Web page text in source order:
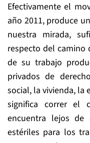
Efectivamente el
año 2011, produce
nuestra mirada,
respecto del camino
de su trabajo
privados de
social, la vivienda, la
significa correr el
encuentra lejos de
estériles para los